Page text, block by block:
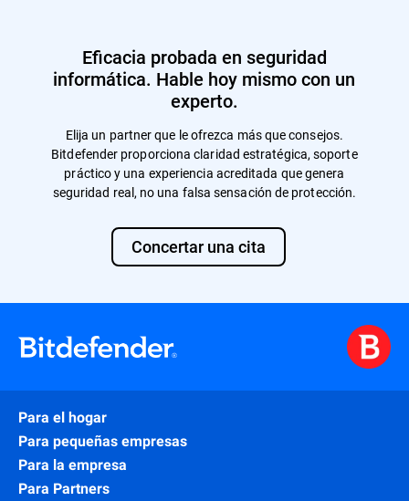
Eficacia probada en seguridad
informática. Hable hoy mismo con un
experto.
Elija un partner que le ofrezca más que consejos.
Bitdefender proporciona claridad estratégica, soporte
práctico y una experiencia acreditada que genera
seguridad real, no una falsa sensación de protección.
Concertar una cita
Para el hogar
Para pequeñas empresas
Para la empresa
Para Partners